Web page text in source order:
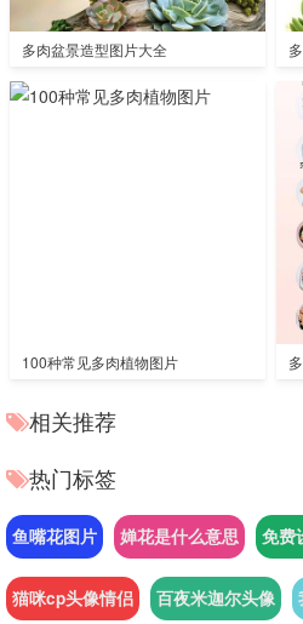
多肉盆景造型图片大全
100种常见多肉植物图片
相关推荐
热门标签
鱼嘴花图片 婵花是什么意思 免费
猫咪cp头像情侣 百夜米迦尔头像